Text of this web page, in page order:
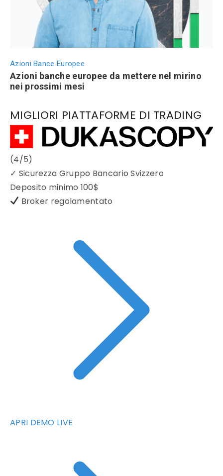
Azioni Bance Europee
Azioni banche europee da mettere nel mirino
nei prossimi mesi
MIGLIORI PIATTAFORME DI TRADING
(4/5)
✓ Sicurezza Gruppo Bancario Svizzero
Deposito minimo 100$
Broker regolamentato
APRI DEMO LIVE